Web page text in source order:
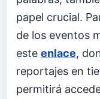
papel crucial.
de los eventos
este enlace,
reportajes en
permitirá